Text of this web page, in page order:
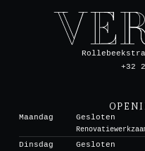
+32
Maandag
Gesloten
Dinsdag
Gesloten